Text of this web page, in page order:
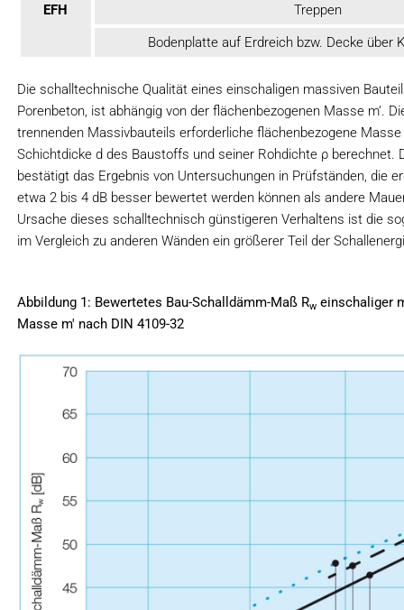
EFH
Treppen
Bodenplatte auf Erdreich bzw. Decke über
Die schalltechnische Qualität eines einschaligen massiven
Porenbeton, ist abhängig von der flächenbezogenen Masse m‘.
trennenden Massivbauteils erforderliche flächenbezogene
Schichtdicke d des Baustoffs und seiner Rohdichte ρ berechnet.
bestätigt das Ergebnis von Untersuchungen in Prüfständen, die
etwa 2 bis 4 dB besser bewertet werden können als andere
Ursache dieses schalltechnisch günstigeren Verhaltens ist die
im Vergleich zu anderen Wänden ein größerer Teil der
Abbildung 1: Bewertetes Bau-Schalldämm-Maß Rweinschaliger
Masse m' nach DIN 4109-32